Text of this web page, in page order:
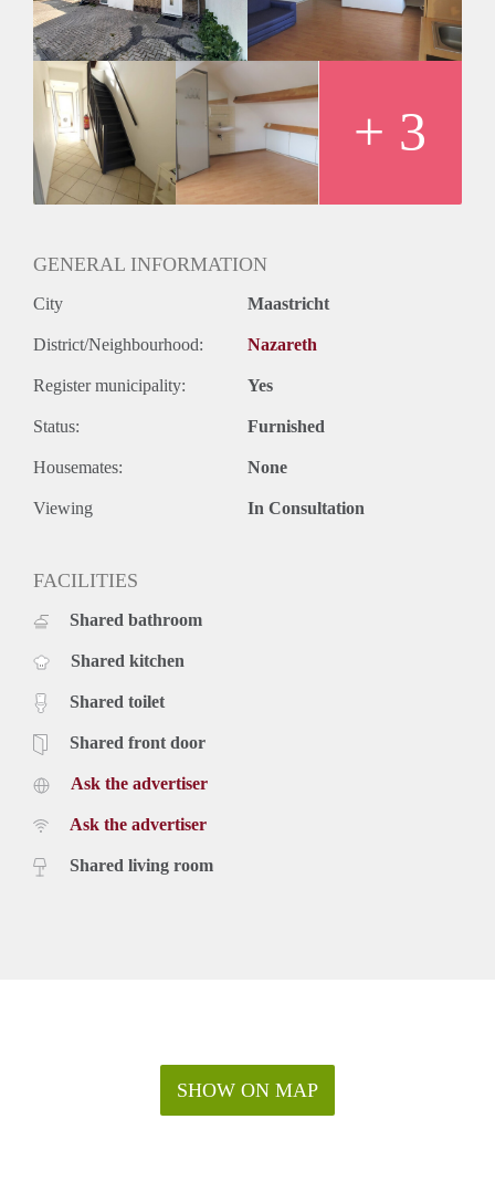
Huurprijs incl. GWE bedraagt € 475,- Waarborgsom is gelijk
aan 1 maandhuur.
+ 3
GENERAL INFORMATION
City Maastricht
District/Neighbourhood: Nazareth
Register municipality: Yes
Status: Furnished
Housemates: None
Viewing In Consultation
FACILITIES
Shared bathroom
Shared kitchen
Shared toilet
Shared front door
Ask the advertiser
Ask the advertiser
Shared living room
SHOW ON MAP